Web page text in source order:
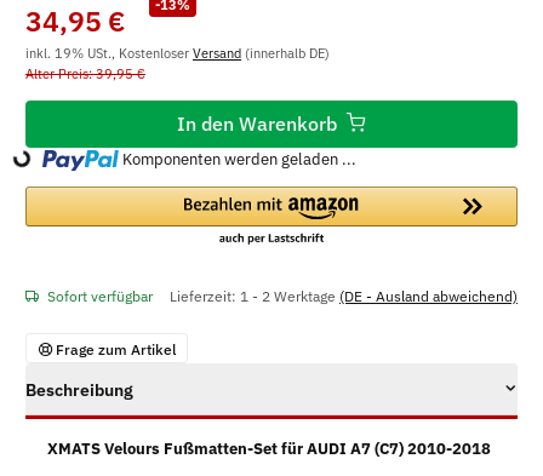
-13%
34,95 €
inkl. 19% USt., Kostenloser Versand (innerhalb DE)
Alter Preis: 39,95 €
In den Warenkorb
Loading... Komponenten werden geladen ...
Sofort verfügbar Lieferzeit: 1 - 2 Werktage (DE - Ausland abweichend)
Frage zum Artikel
Beschreibung
XMATS Velours Fußmatten-Set für AUDI A7 (C7) 2010-2018